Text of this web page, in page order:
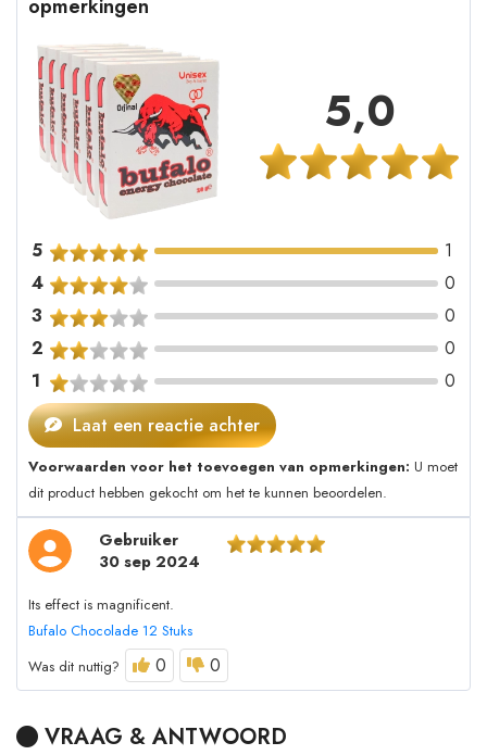
opmerkingen
5,0
5
1
4
0
3
0
2
0
1
0
Laat een reactie achter
Voorwaarden voor het toevoegen van opmerkingen: U moet
dit product hebben gekocht om het te kunnen beoordelen.
Gebruiker
30 sep 2024
Its effect is magnificent.
Bufalo Chocolade 12 Stuks
Was dit nuttig?
0 0
VRAAG & ANTWOORD